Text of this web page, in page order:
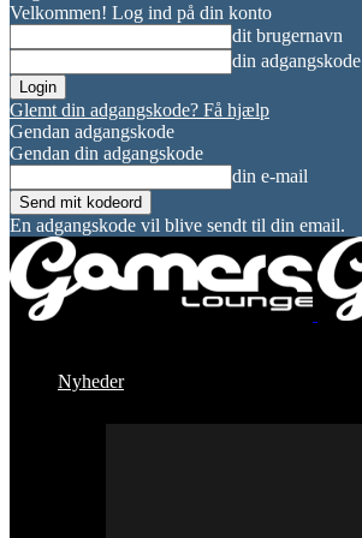
Velkommen! Log ind på din konto
dit brugernavn
din adgangskode
Glemt din adgangskode? Få hjælp
Gendan adgangskode
Gendan din adgangskode
din e-mail
En adgangskode vil blive sendt til din email.
Nyheder